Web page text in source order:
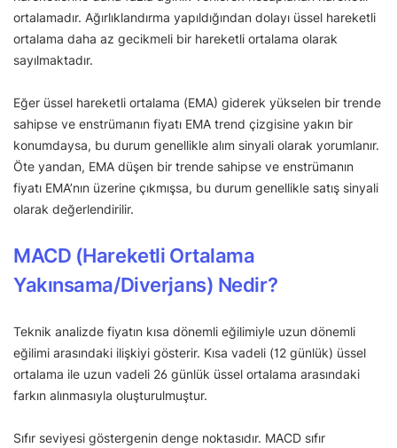
ortalamadır. Ağırlıklandırma yapıldığından dolayı üssel hareketli
ortalama daha az gecikmeli bir hareketli ortalama olarak
sayılmaktadır.
Eğer üssel hareketli ortalama (EMA) giderek yükselen bir trende
sahipse ve enstrümanın fiyatı EMA trend çizgisine yakın bir
konumdaysa, bu durum genellikle alım sinyali olarak yorumlanır.
Öte yandan, EMA düşen bir trende sahipse ve enstrümanın
fiyatı EMA’nın üzerine çıkmışsa, bu durum genellikle satış sinyali
olarak değerlendirilir.
MACD (Hareketli Ortalama
Yakınsama/Diverjans) Nedir?
Teknik analizde fiyatın kısa dönemli eğilimiyle uzun dönemli
eğilimi arasındaki ilişkiyi gösterir. Kısa vadeli (12 günlük) üssel
ortalama ile uzun vadeli 26 günlük üssel ortalama arasındaki
farkın alınmasıyla oluşturulmuştur.
Sıfır seviyesi göstergenin denge noktasıdır. MACD sıfır